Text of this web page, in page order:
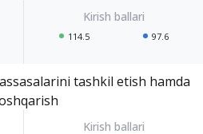
114.5 97.6
tashkil etish hamda